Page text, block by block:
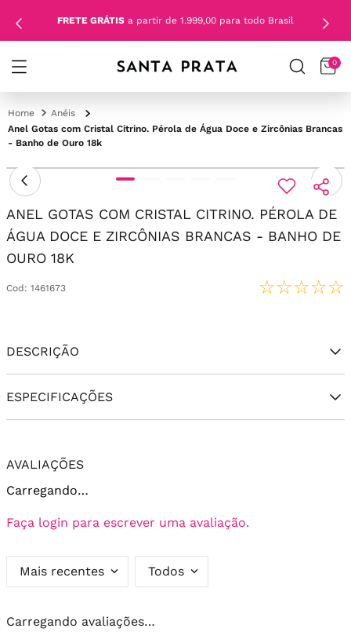
FRETE GRÁTIS a partir de 1.999,00 para todo Brasil
0
Anéis
Anel Gotas com Cristal Citrino. Pérola de Água Doce e Zircônias Brancas
- Banho de Ouro 18k
ANEL GOTAS COM CRISTAL CITRINO. PÉROLA DE
ÁGUA DOCE E ZIRCÔNIAS BRANCAS - BANHO DE
OURO 18K
Cod : 1461673 ☆☆☆☆☆
DESCRIÇÃO
ESPECIFICAÇÕES
AVALIAÇÕES
Carregando…
Faça login para escrever uma avaliação.
Mais recentes Todos
Carregando avaliações…